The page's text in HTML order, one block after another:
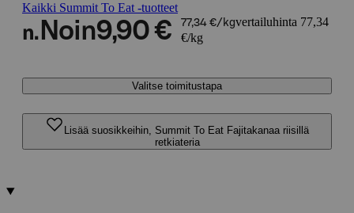
Kaikki Summit To Eat -tuotteet
n. Noin9,90 € 77,34 €/kgvertailuhinta 77,34
€/kg
Valitse toimitustapa
Lisää suosikkeihin, Summit To Eat Fajitakanaa riisillä
retkiateria